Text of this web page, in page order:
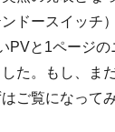
ドースイッチ
PVと1ページ
た。もし、ま
ご覧になって